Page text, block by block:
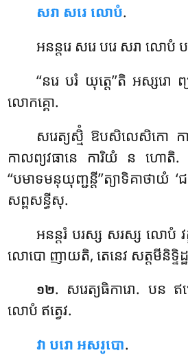
សរា សរេ លោបំ.
អនន្តរេ សរេ បរេ សរា លោបំ ប
‘‘នរេបរំ យុត្តេ’’តិ អស្សរោ ព្
លោកគ្គោ.
សរេត្យស្មិំ ឱបសិលេសិកោ ក
កាលព្យវធានេ ការិយំ ន ហោ
‘‘បមាទមនុយុញ្ជន្តី’’ត្យាទិគាថាយំ
សព្ពសន្ធីសុ.
អនន្តរំ បរស្ស សរស្ស លោបំ វ
លោបោ ញាយតិ, តេនេវ សត្តមីនិទ្ទិដ្
១២. សរេត្យធិការោ. បន ឥ
លោបំ ឥត្វេវ.
វា បរោ អសរូបោ.